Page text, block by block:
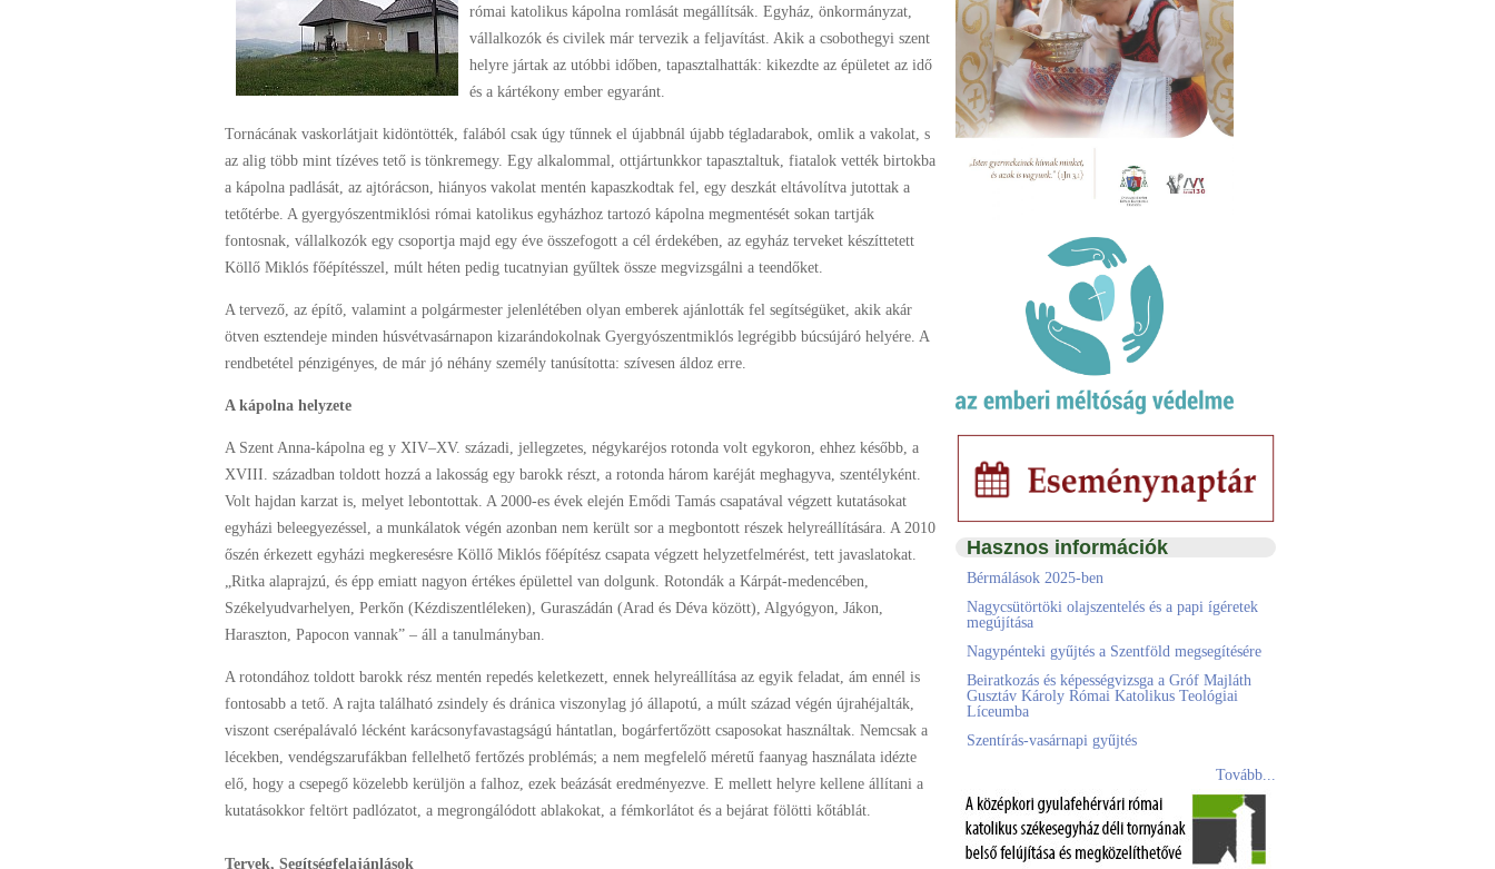
római katolikus kápolna romlását megállítsák. Egyház, önkormányzat,
vállalkozók és civilek már tervezik a feljavítást. Akik a csobothegyi szent
helyre jártak az utóbbi időben, tapasztalhatták: kikezdte az épületet az idő
és a kártékony ember egyaránt.
Tornácának vaskorlátjait kidöntötték, falából csak úgy tűnnek el újabbnál újabb tégladarabok, omlik a vakolat, s
az alig több mint tízéves tető is tönkremegy. Egy alkalommal, ottjártunkkor tapasztaltuk, fiatalok vették birtokba
a kápolna padlását, az ajtórácson, hiányos vakolat mentén kapaszkodtak fel, egy deszkát eltávolítva jutottak a
tetőtérbe. A gyergyószentmiklósi római katolikus egyházhoz tartozó kápolna megmentését sokan tartják
fontosnak, vállalkozók egy csoportja majd egy éve összefogott a cél érdekében, az egyház terveket készíttetett
Köllő Miklós főépítésszel, múlt héten pedig tucatnyian gyűltek össze megvizsgálni a teendőket.
A tervező, az építő, valamint a polgármester jelenlétében olyan emberek ajánlották fel segítségüket, akik akár
ötven esztendeje minden húsvétvasárnapon kizarándokolnak Gyergyószentmiklós legrégibb búcsújáró helyére. A
rendbetétel pénzigényes, de már jó néhány személy tanúsította: szívesen áldoz erre.
A kápolna helyzete
A Szent Anna-kápolna eg y XIV–XV. századi, jellegzetes, négykaréjos rotonda volt egykoron, ehhez később, a
XVIII. században toldott hozzá a lakosság egy barokk részt, a rotonda három karéját meghagyva, szentélyként.
Volt hajdan karzat is, melyet lebontottak. A 2000-es évek elején Emődi Tamás csapatával végzett kutatásokat
egyházi beleegyezéssel, a munkálatok végén azonban nem került sor a megbontott részek helyreállítására. A 2010
őszén érkezett egyházi megkeresésre Köllő Miklós főépítész csapata végzett helyzetfelmérést, tett javaslatokat.
„Ritka alaprajzú, és épp emiatt nagyon értékes épülettel van dolgunk. Rotondák a Kárpát-medencében,
Székelyudvarhelyen, Perkőn (Kézdiszentléleken), Guraszádán (Arad és Déva között), Algyógyon, Jákon,
Haraszton, Papocon vannak” – áll a tanulmányban.
A rotondához toldott barokk rész mentén repedés keletkezett, ennek helyreállítása az egyik feladat, ám ennél is
fontosabb a tető. A rajta található zsindely és dránica viszonylag jó állapotú, a múlt század végén újrahéjalták,
viszont cserépalávaló lécként karácsonyfavastagságú hántatlan, bogárfertőzött csaposokat használtak. Nemcsak a
lécekben, vendégszarufákban fellelhető fertőzés problémás; a nem megfelelő méretű faanyag használata idézte
elő, hogy a csepegő közelebb kerüljön a falhoz, ezek beázását eredményezve. E mellett helyre kellene állítani a
kutatásokkor feltört padlózatot, a megrongálódott ablakokat, a fémkorlátot és a bejárat fölötti kőtáblát.
Tervek, Segítségfelajánlások
Hasznos információk
Bérmálások 2025-ben
Nagycsütörtöki olajszentelés és a papi ígéretek
megújítása
Nagypénteki gyűjtés a Szentföld megsegítésére
Beiratkozás és képességvizsga a Gróf Majláth
Gusztáv Károly Római Katolikus Teológiai
Líceumba
Szentírás-vasárnapi gyűjtés
Tovább...